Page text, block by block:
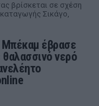
βρίσκεται σε σχέση
καταγωγής Σικάγο,
έβρασε
θαλασσινό νερό